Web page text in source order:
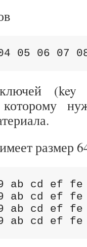
05 06 07
(key
которому
размер
ab cd ef
ab cd ef
ab cd ef
ab cd ef